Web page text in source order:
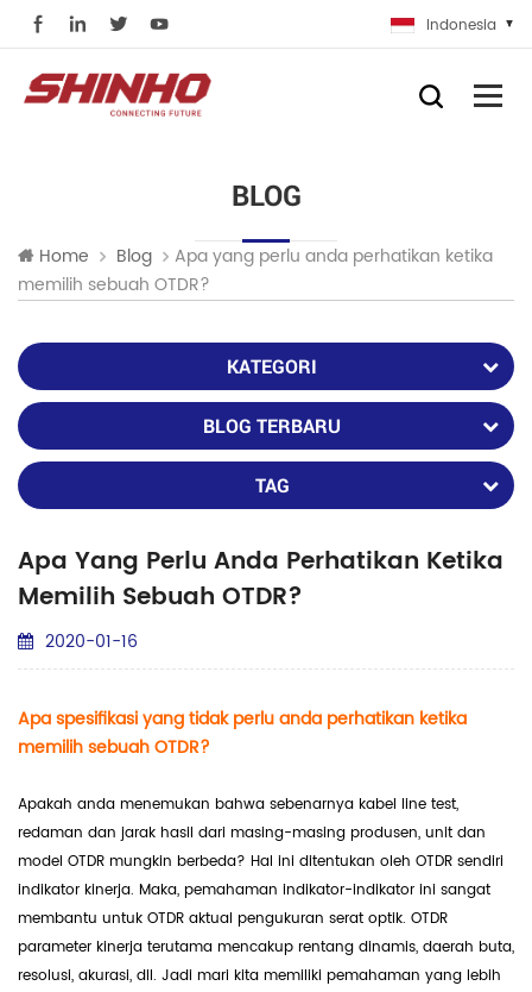
Indonesia
BLOG
Home Blog
Apa yang perlu anda perhatikan ketika
memilih sebuah OTDR?
KATEGORI
BLOG TERBARU
TAG
Apa Yang Perlu Anda Perhatikan Ketika
Memilih Sebuah OTDR?
2020-01-16
Apa spesifikasi yang tidak perlu anda perhatikan ketika
memilih sebuah OTDR?
Apakah anda menemukan bahwa sebenarnya kabel line test,
redaman dan jarak hasil dari masing-masing produsen, unit dan
model OTDR mungkin berbeda? Hal ini ditentukan oleh OTDR sendiri
indikator kinerja. Maka, pemahaman indikator-indikator ini sangat
membantu untuk OTDR aktual pengukuran serat optik. OTDR
parameter kinerja terutama mencakup rentang dinamis, daerah buta,
resolusi, akurasi, dll. Jadi mari kita memiliki pemahaman yang lebih